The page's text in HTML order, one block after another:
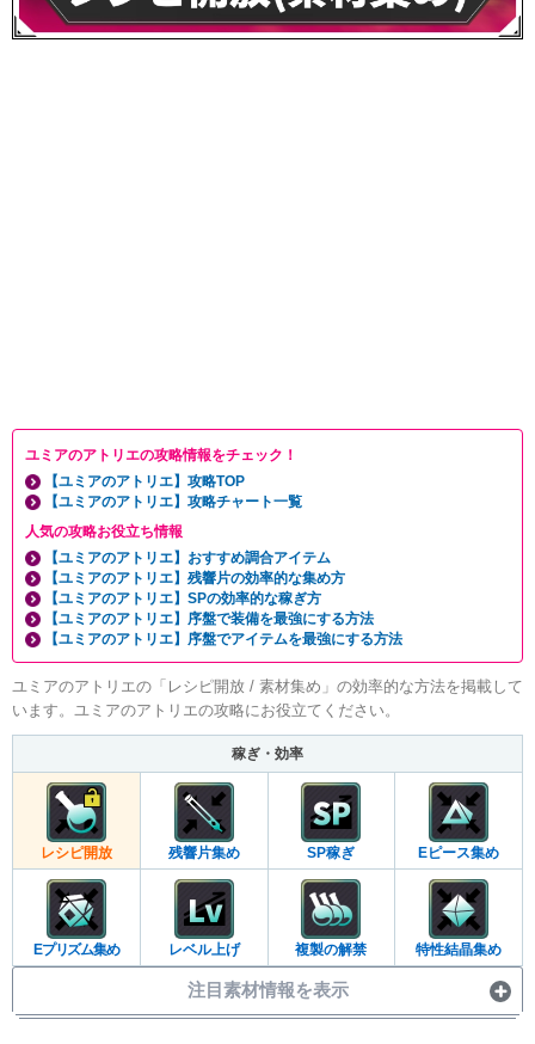
ユミアのアトリエの攻略情報をチェック！
【ユミアのアトリエ】攻略TOP
【ユミアのアトリエ】攻略チャート一覧
人気の攻略お役立ち情報
【ユミアのアトリエ】おすすめ調合アイテム
【ユミアのアトリエ】残響片の効率的な集め方
【ユミアのアトリエ】SPの効率的な稼ぎ方
【ユミアのアトリエ】序盤で装備を最強にする方法
【ユミアのアトリエ】序盤でアイテムを最強にする方法
ユミアのアトリエの「レシピ開放 / 素材集め」の効率的な方法を掲載して
います。ユミアのアトリエの攻略にお役立てください。
稼ぎ・効率
レシピ開放 残響片集め SP稼ぎ Eピース集め
Eプリズム集め レベル上げ 複製の解禁 特性結晶集め
注目素材情報を表示